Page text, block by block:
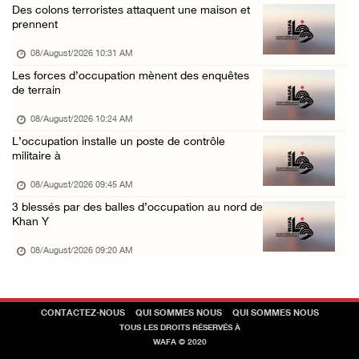
La présidence palestinienne condamne les att ...
07/August/2026 02:42 PM
Incursions et barrages improvisés : les colo ...
07/August/2026 02:13 PM
Khalayel al-Louz : des colons attaquent un c ...
Nouvelle attaque de colons à Ramallah : une ...
Des colons terroristes attaquent une maison et
prennent
08/August/2026 10:31 AM
Les forces d’occupation mènent des enquêtes
de terrain
08/August/2026 10:24 AM
L’occupation installe un poste de contrôle
militaire à
08/August/2026 09:45 AM
3 blessés par des balles d’occupation au nord de
Khan Y
08/August/2026 09:20 AM
CONTACTEZ-NOUS QUI SOMMES NOUS QUI SOMMES NOUS
TOUS LES DROITS RÉSERVÉS À
WAFA © 2020